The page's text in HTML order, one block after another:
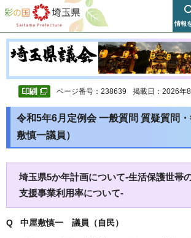
彩の国 埼玉県
情報
ページ番号：238639 掲載日：2026年
令和5年6月定例会 一般質問 質疑質問
敷慎一議員）
埼玉県5か年計画について-生活保護世帯
支援事業利用率について-
Q 中屋敷慎一 議員（自民）